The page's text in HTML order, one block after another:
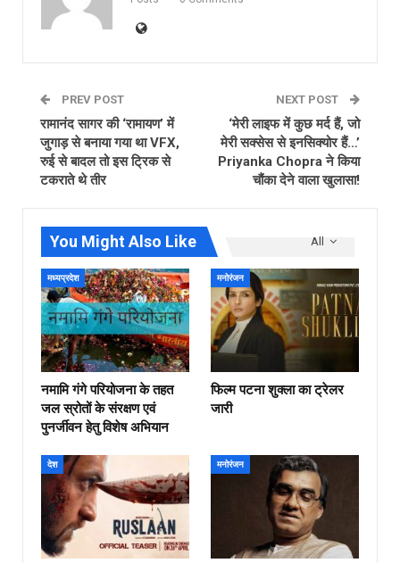
PREV POST
रामानंद सागर की ‘रामायण’ में
जुगाड़ से बनाया गया था VFX,
रुई से बादल तो इस ट्रिक से
टकराते थे तीर
NEXT POST
‘मेरी लाइफ में कुछ मर्द हैं, जो
मेरी सक्सेस से इनसिक्योर हैं…’
Priyanka Chopra ने किया
चौंका देने वाला खुलासा!
All
You Might Also Like
मध्यप्रदेश
नमामि गंगे परियोजना के तहत
जल स्रोतों के संरक्षण एवं
पुनर्जीवन हेतु विशेष अभियान
मनोरंजन
फिल्‍म पटना शुक्ला का ट्रेलर
जारी
देश मनोरंजन